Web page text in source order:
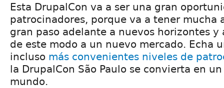
Esta DrupalCon va a ser una gran
patrocinadores, porque va a tener mucha
gran paso adelante a nuevos horizontes y
de este modo a un nuevo mercado. Echa
incluso más convenientes niveles de
la DrupalCon São Paulo se convierta en
mundo.